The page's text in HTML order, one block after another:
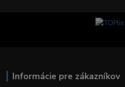
Informácie pre zákazníkov